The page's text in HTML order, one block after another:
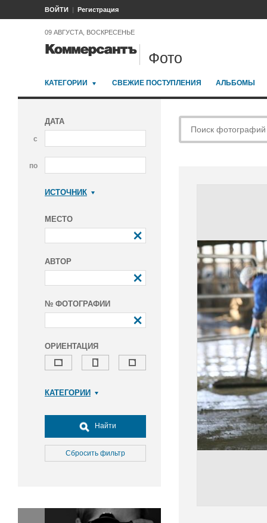
ВОЙТИ Регистрация
09 АВГУСТА, ВОСКРЕСЕНЬЕ
Фото
КАТЕГОРИИ СВЕЖИЕ ПОСТУПЛЕНИЯ АЛЬБОМЫ
ДАТА
с
по
ИСТОЧНИК
МЕСТО
АВТОР
№ ФОТОГРАФИИ
ОРИЕНТАЦИЯ
КАТЕГОРИИ
Досуг, туризм и отдых
Культура
Медицина
Окружающая среда
Найти
Сбросить фильтр